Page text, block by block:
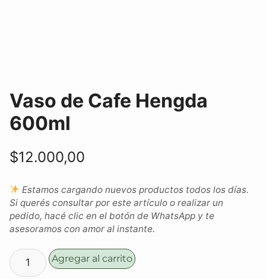
Vaso de Cafe Hengda
600ml
$12.000,00
Estamos cargando nuevos productos todos los días.
Si querés consultar por este artículo o realizar un
pedido, hacé clic en el botón de WhatsApp y te
asesoramos con amor al instante.
Agregar al carrito